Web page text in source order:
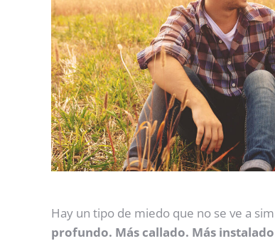
Hay un tipo de miedo que no se ve a
profundo. Más callado. Más instalado